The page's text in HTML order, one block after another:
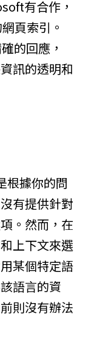
有合作，
頁索引。
的回應，
訊的透明和
根據你的問
有提供針對
。然而，在
上下文來選
某個特定語
語言的資
則沒有辦法